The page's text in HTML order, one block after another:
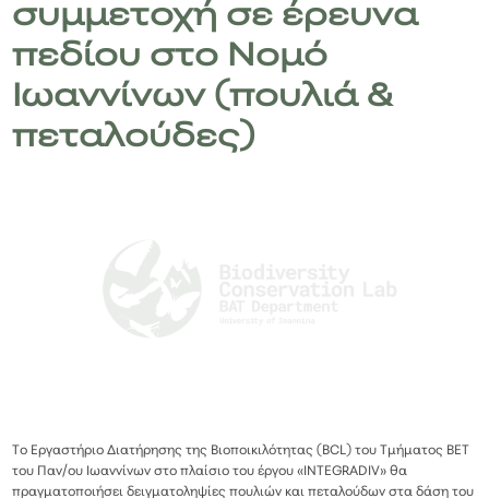
συμμετοχή σε έρευνα
πεδίου στο Νομό
Ιωαννίνων (πουλιά &
πεταλούδες)
Το Εργαστήριο Διατήρησης της Βιοποικιλότητας (BCL) του Τμήματος ΒΕΤ
του Παν/ου Ιωαννίνων στο πλαίσιο του έργου «INTEGRADIV» θα
πραγματοποιήσει δειγματοληψίες πουλιών και πεταλούδων στα δάση του